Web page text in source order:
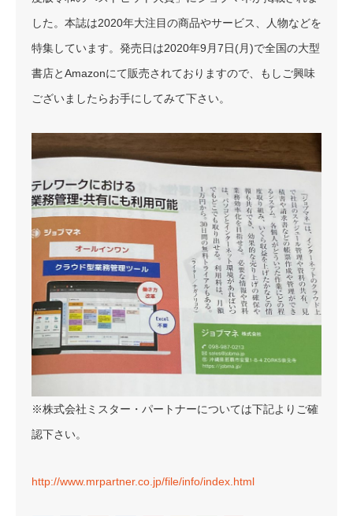
した。本誌は2020年大注目の商品やサービス、人物などを
特集しています。発売日は2020年9月7日(月)で全国の大型
書店とAmazonにて販売されておりますので、もしご興味
ございましたらお手にしてみて下さい。
※株式会社ミスター・パートナーについては下記よりご確
認下さい。
http://www.mrpartner.co.jp/file/info/index.html